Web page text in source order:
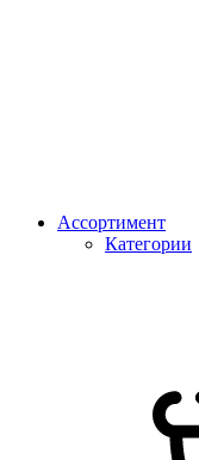
Ассортимент
Категории